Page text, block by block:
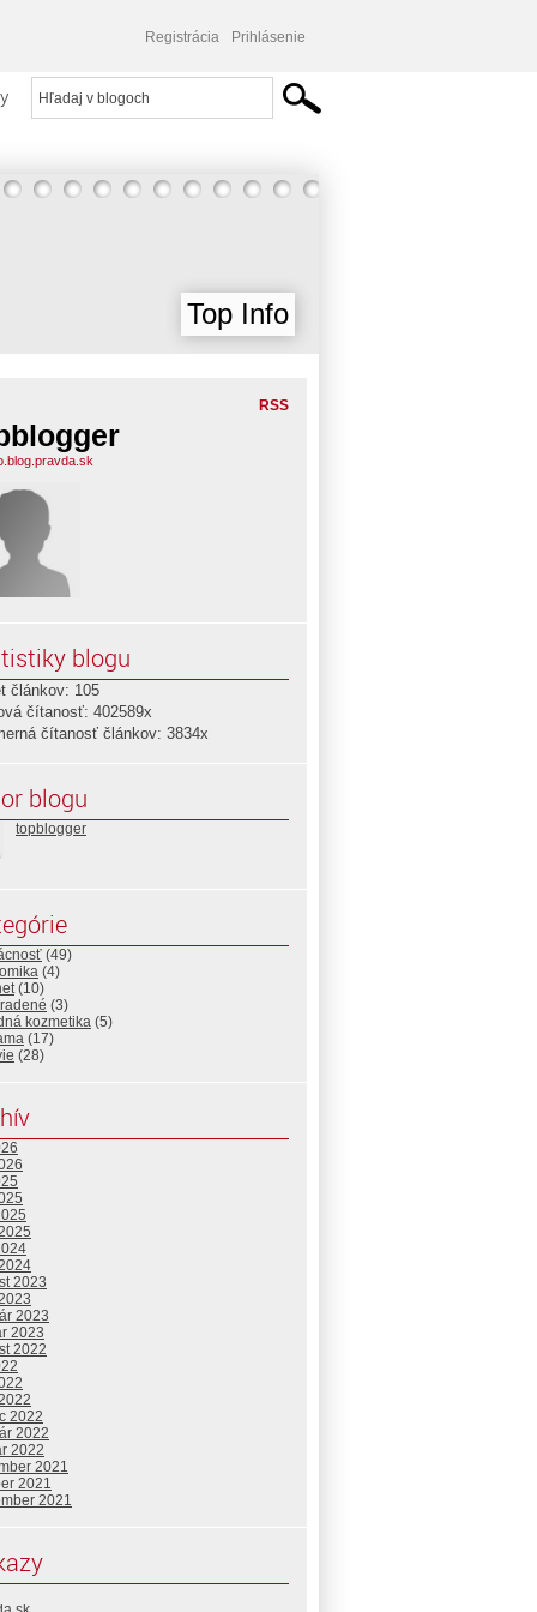
Registrácia Prihlásenie
Top Info
RSS
blogu
článkov: 105
čítanosť: 402589x
čítanosť článkov: 3834x
blogu
topblogger
(49)
(4)
(10)
(3)
kozmetika (5)
(17)
(28)
2023
2023
2023
2022
2022
2022
2022
2021
2021
2021